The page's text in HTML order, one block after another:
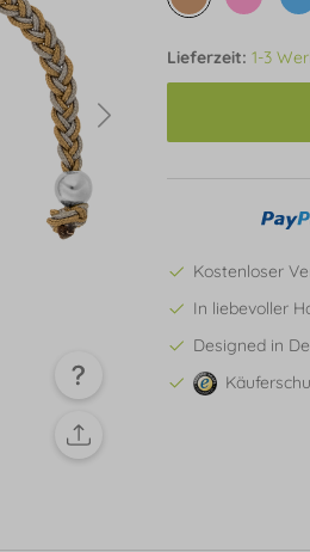
Lieferzeit: 1-3
Kostenloser
In liebevoller
Designed in